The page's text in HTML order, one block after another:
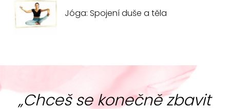
Jóga: Spojení duše a těla
„Chceš se konečně zbavit